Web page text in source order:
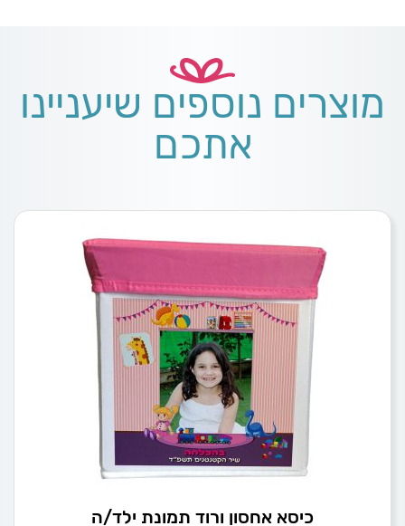
מוצרים נוספים שיעניינו
אתכם
כיסא אחסון ורוד תמונת ילד/ה